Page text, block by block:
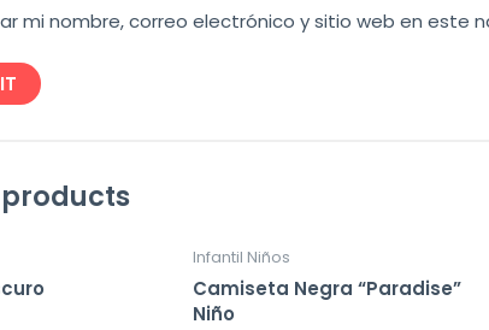
mi nombre, correo electrónico y sitio web en este
Infantil Niños
Camiseta Negra “Paradise”
Niño